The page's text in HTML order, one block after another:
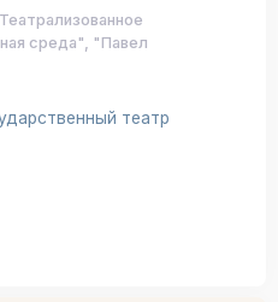
среда", "Павел
театр